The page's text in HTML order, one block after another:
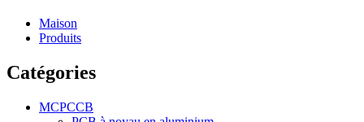
Maison
Produits
Catégories
MCPCCB